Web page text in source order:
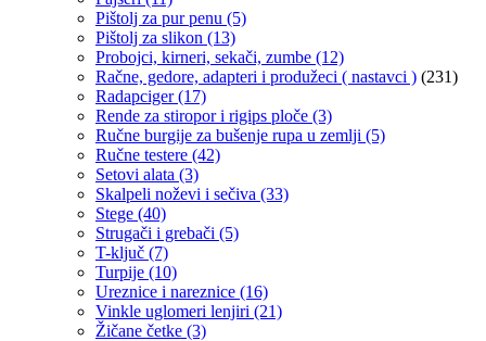
Pištolj za pur penu (5)
Pištolj za slikon (13)
Probojci, kirneri, sekači, zumbe (12)
Račne, gedore, adapteri i produžeci ( nastavci ) (231)
Radapciger(17)
Rende za stiropor i rigips ploče (3)
Ručne burgije za bušenje rupa u zemlji (5)
Ručne testere (42)
Setovi alata (3)
Skalpeli noževi i sečiva (33)
Stege (40)
Strugači i grebači (5)
T-ključ (7)
Turpije (10)
Ureznice i nareznice (16)
Vinkle uglomeri lenjiri (21)
Žičane četke (3)